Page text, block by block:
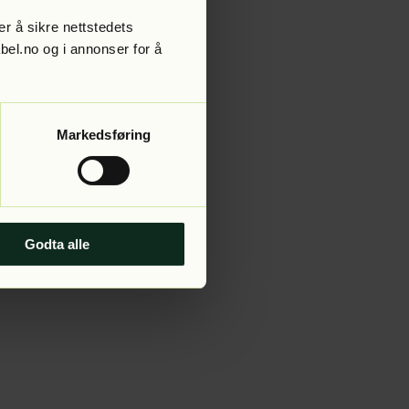
å sikre nettstedets
og i annonser for å
Markedsføring
Godta alle